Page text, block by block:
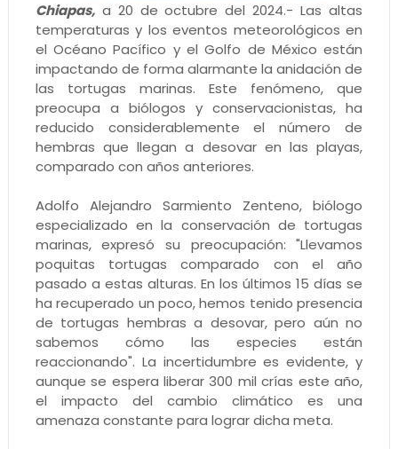
Chiapas,a 20 de octubre del 2024.- Las altas
temperaturas y los eventos meteorológicos en
el Océano Pacífico y el Golfo de México están
impactando de forma alarmante la anidación de
las tortugas marinas. Este fenómeno, que
preocupa a biólogos y conservacionistas, ha
reducido considerablemente el número de
hembras que llegan a desovar en las playas,
comparado con años anteriores.
Adolfo Alejandro Sarmiento Zenteno, biólogo
especializado en la conservación de tortugas
marinas, expresó su preocupación: "Llevamos
poquitas tortugas comparado con el año
pasado a estas alturas. En los últimos 15 días se
ha recuperado un poco, hemos tenido presencia
de tortugas hembras a desovar, pero aún no
sabemos cómo las especies están
reaccionando". La incertidumbre es evidente, y
aunque se espera liberar 300 mil crías este año,
el impacto del cambio climático es una
amenaza constante para lograr dicha meta.